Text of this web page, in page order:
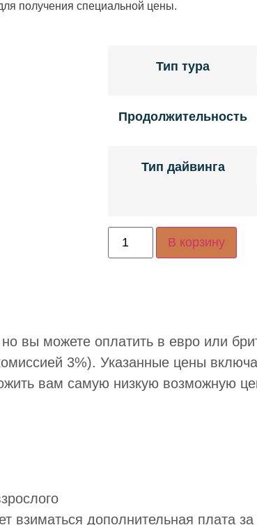
получения специальной цены.
Тип тура
Продолжительность
Тип дайвинга
В корзину
вы можете оплатить в евро или
3%). Указанные цены
вам самую низкую возможную
взиматься дополнительная плата за